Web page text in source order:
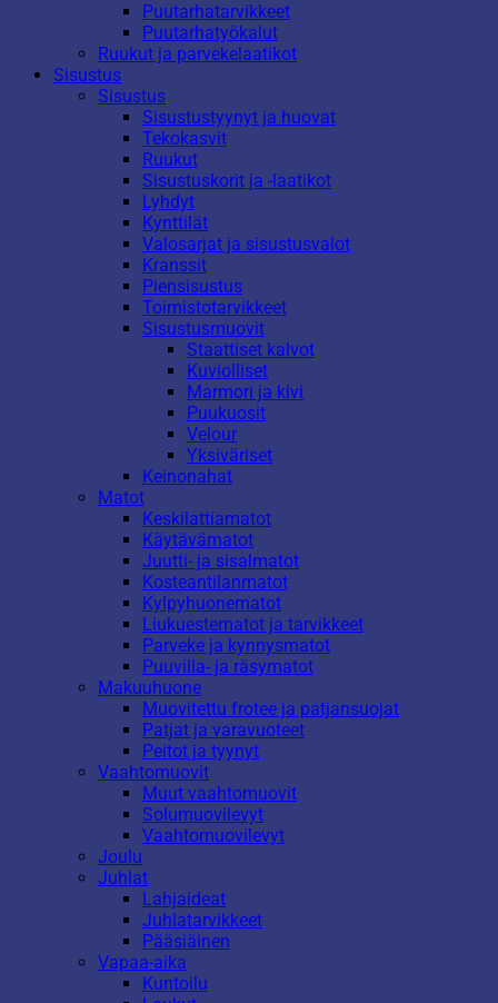
Puutarhatarvikkeet
Puutarhatyökalut
Ruukut ja parvekelaatikot
Sisustus
Sisustus
Sisustustyynyt ja huovat
Tekokasvit
Ruukut
Sisustuskorit ja -laatikot
Lyhdyt
Kynttilät
Valosarjat ja sisustusvalot
Kranssit
Piensisustus
Toimistotarvikkeet
Sisustusmuovit
Staattiset kalvot
Kuviolliset
Marmori ja kivi
Puukuosit
Velour
Yksiväriset
Keinonahat
Matot
Keskilattiamatot
Käytävämatot
Juutti- ja sisalmatot
Kosteantilanmatot
Kylpyhuonematot
Liukuestematot ja tarvikkeet
Parveke ja kynnysmatot
Puuvilla- ja räsymatot
Makuuhuone
Muovitettu frotee ja patjansuojat
Patjat ja varavuoteet
Peitot ja tyynyt
Vaahtomuovit
Muut vaahtomuovit
Solumuovilevyt
Vaahtomuovilevyt
Joulu
Juhlat
Lahjaideat
Juhlatarvikkeet
Pääsiäinen
Vapaa-aika
Kuntoilu